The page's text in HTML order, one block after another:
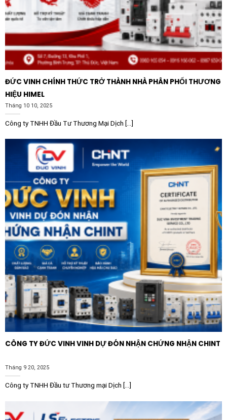
Hệ thống HVAC: Ứng dụng trong việc điều khiển máy
nén, quạt trong các hệ thống điều hòa không khí và
thông gió tòa nhà.
Mạch điều khiển tự động:Kết hợp với PLC, cảm biến
để thực hiện các kịch bản vận hành tự động trong
dây chuyền sản xuất thực phẩm, bao bì.
Tại sao nên chọn mua Contactor
Schneider chính hãng?
Khi lựa chọn
Contactor Schneider LC1E1810F7 18A
1NO 110V, việc chọn mua hàng chính hãng là yếu tố
tiên quyết để đảm bảo an toàn cháy nổ và độ bền cho
thiết bị hạ nguồn. Sản phẩm chính hãng luôn đi kèm với
các chứng chỉ chất lượng quốc tế, chế độ bảo hành rõ
ràng và hỗ trợ kỹ thuật chuyên nghiệp. Đầu tư vào thiết
bị điện Schneider không chỉ là mua một sản phẩm, mà
là đầu tư cho sự an toàn và ổn định lâu dài của toàn bộ
công trình.
ĐỨC VINH CHÍNH THỨC TRỞ THÀNH NHÀ PHÂN PHỐI THƯƠNG
HIỆU HIMEL
Tháng 10 10, 2025
Công ty TNHH Đầu Tư Thương Mại Dịch [...]
CÔNG TY ĐỨC VINH VINH DỰ ĐÓN NHẬN CHỨNG NHẬN CHINT
Tháng 9 20, 2025
Công ty TNHH Đầu tư Thương mại Dịch [...]